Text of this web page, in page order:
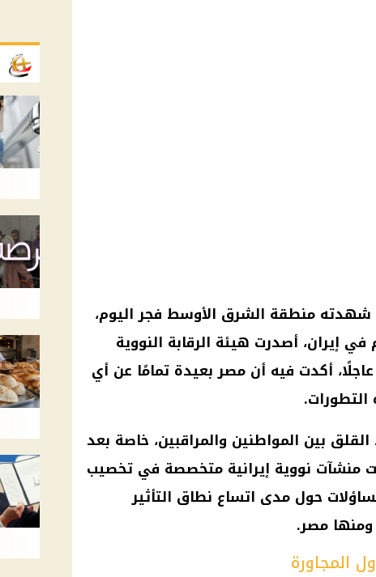
منطقة الشرق الأوسط فجر اليوم،
إيران، أصدرت هيئة الرقابة النووية
أكدت فيه أن مصر بعيدة تمامًا عن أي
بين المواطنين والمراقبين، خاصة بعد
منشآت نووية إيرانية متخصصة في تخصيب
حول مدى اتساع نطاق التأثير
ومنها مصر.
المجاورة